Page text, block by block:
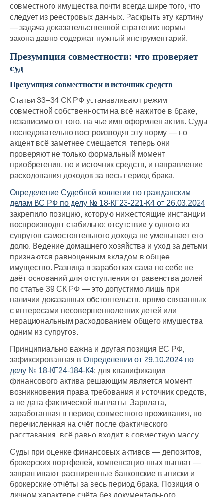
совместного имущества почти всегда шире того, что
следует из реестровых данных. Раскрыть эту картину
— задача доказательственной стратегии: нормы
закона давно содержат нужный инструментарий.
Презумпция совместности: что проверяет
суд
Презумпция совместности и источник средств
Статьи 33–34 СК РФ устанавливают режим
совместной собственности на всё нажитое в браке,
независимо от того, на чьё имя оформлен актив. Суды
последовательно воспроизводят эту норму — но
акцент всё заметнее смещается: теперь они
проверяют не только формальный момент
приобретения, но и источник средств, и направление
расходования доходов за весь период брака.
Определение Судебной коллегии по гражданским
делам ВС РФ по делу № 18-КГ23-221-К4 от 26.03.2024
закрепило позицию, которую нижестоящие инстанции
воспроизводят стабильно: отсутствие у одного из
супругов самостоятельного дохода не уменьшает его
долю. Ведение домашнего хозяйства и уход за детьми
признаются равноценным вкладом в общее
имущество. Разница в заработках сама по себе не
даёт оснований для отступления от равенства долей
по статье 39 СК РФ — это допустимо лишь при
наличии доказанных обстоятельств, прямо связанных
с интересами несовершеннолетних детей или
нерациональным расходованием общего имущества
одним из супругов.
Принципиально важна и другая позиция ВС РФ,
зафиксированная в Определении от 29.10.2024 по
делу № 18-КГ24-184-К4: для квалификации
финансового актива решающим является момент
возникновения права требования и источник средств,
а не дата фактической выплаты. Зарплата,
заработанная в период совместного проживания, но
перечисленная на счёт после фактического
расставания, всё равно входит в совместную массу.
Суды при оценке финансовых активов — депозитов,
брокерских портфелей, компенсационных выплат —
запрашивают расширенные банковские выписки и
брокерские отчёты за весь период брака. Позиция о
личном характере счёта без документального